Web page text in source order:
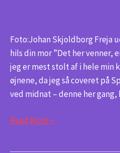
Foto:Johan Skjoldborg Freja
hils din mor ”Det her venner,
jeg er mest stolt af i hele min
øjnene, da jeg så coveret på
ved midnat – denne her
Read More »